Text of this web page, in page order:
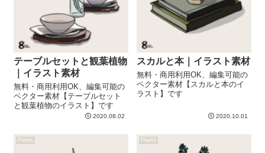
テーブルセットと観葉植物
｜イラスト素材
無料・商用利用OK、編集可能の
ベクター素材【テーブルセット
と観葉植物のイラスト】です
2020.08.02
スカルと本｜イラスト素材
無料・商用利用OK、編集可能の
ベクター素材【スカルと本のイ
ラスト】です
2020.10.01
Plants Plants